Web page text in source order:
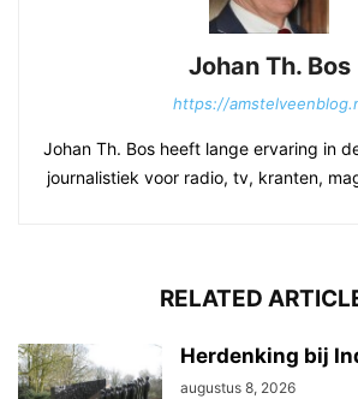
Johan Th. Bos
https://
Johan Th. Bos heeft lange ervaring in
journalistiek voor radio, tv, kranten,
RELATED
Herdenking bij
augustus 8, 2026